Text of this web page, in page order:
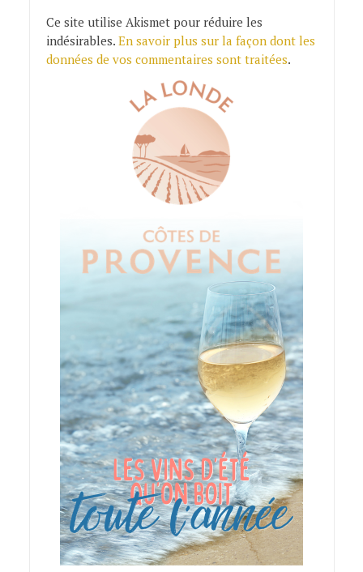
Ce site utilise Akismet pour réduire les
indésirables. En savoir plus sur la façon dont les
données de vos commentaires sont traitées.